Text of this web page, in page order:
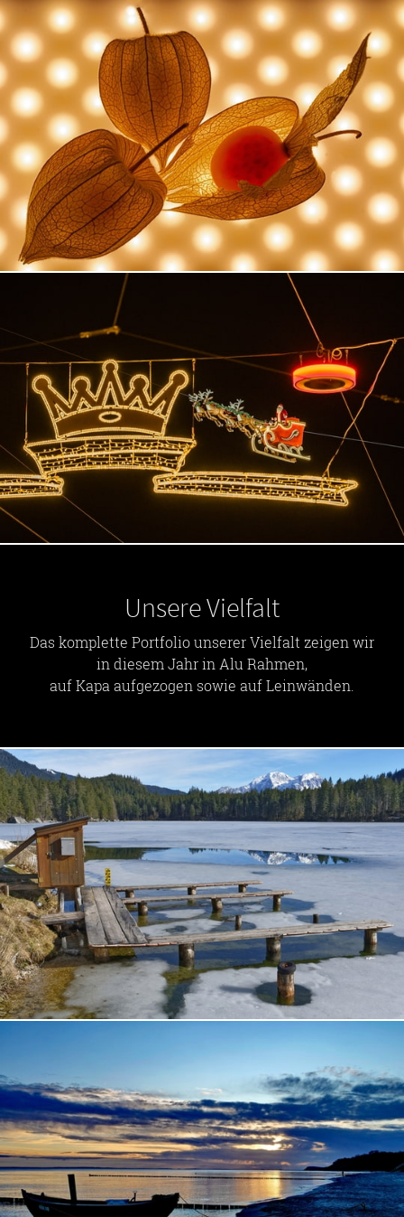
Unsere Vielfalt
Das komplette Portfolio unserer Vielfalt zeigen wir
in diesem Jahr in Alu Rahmen,
auf Kapa aufgezogen sowie auf Leinwänden.